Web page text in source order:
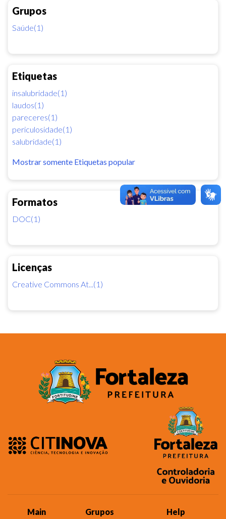
Grupos
Saúde(1)
Etiquetas
insalubridade(1)
laudos(1)
pareceres(1)
periculosidade(1)
salubridade(1)
Mostrar somente Etiquetas popular
Formatos
DOC(1)
Licenças
Creative Commons At...(1)
Main
Grupos
Help